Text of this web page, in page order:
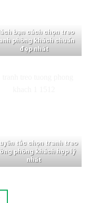
bạn cách chọn treo
phòng khách chuẩn
đẹp nhất
tắc chọn tranh treo
phòng khách hợp lý
nhất